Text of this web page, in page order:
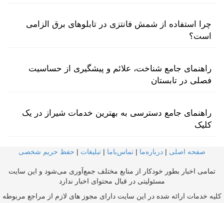
چرا استفاده از شمش فانتزی در تابلوهای برق الزامی
است؟
راهنمای جامع شناخت، علائم و پیشگیری از حساسیت
فصلی در تابستان
راهنمای جامع دسترسی به بهترین خدمات شیراز در یک
کلیک
صفحه اصلی | درباره‌ما | تماس‌با‌ما | تبلیغات | حفظ حریم شخصی
تمامی اخبار بطور خودکار از منابع مختلف جمع‌آوری می‌شود و این سایت
مسئولیتی در قبال محتوای اخبار ندارد
کلیه خدمات ارائه شده در این سایت دارای مجوز های لازم از مراجع مربوطه